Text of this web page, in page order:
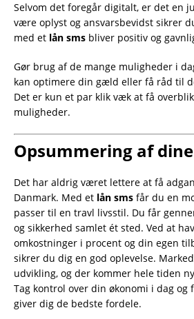
Selvom det foregår digitalt, er det en
være oplyst og ansvarsbevidst sikrer
med et lån sms bliver positiv og
Gør brug af de mange muligheder i
kan optimere din gæld eller få råd til
Det er kun et par klik væk at få
muligheder.
Opsummering af
Det har aldrig været lettere at få
Danmark. Med et lån sms får du en
passer til en travl livsstil. Du får
og sikkerhed samlet ét sted. Ved at
omkostninger i procent og din egen
sikrer du dig en god oplevelse.
udvikling, og der kommer hele tiden
Tag kontrol over din økonomi i dag og
giver dig de bedste fordele.